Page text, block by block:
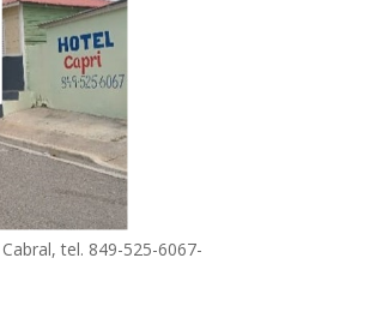
tel. 849-525-6067-